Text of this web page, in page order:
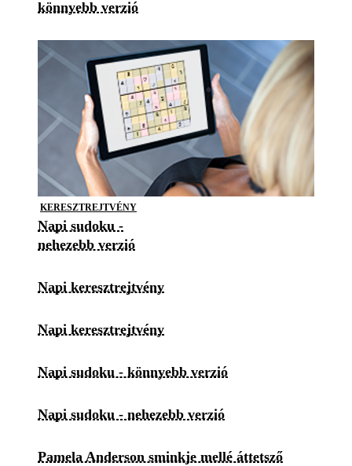
könnyebb verzió
KERESZTREJTVÉNY
Napi sudoku -
nehezebb verzió
Napi keresztrejtvény
Napi keresztrejtvény
Napi sudoku - könnyebb verzió
Napi sudoku - nehezebb verzió
Pamela Anderson sminkje mellé áttetsző